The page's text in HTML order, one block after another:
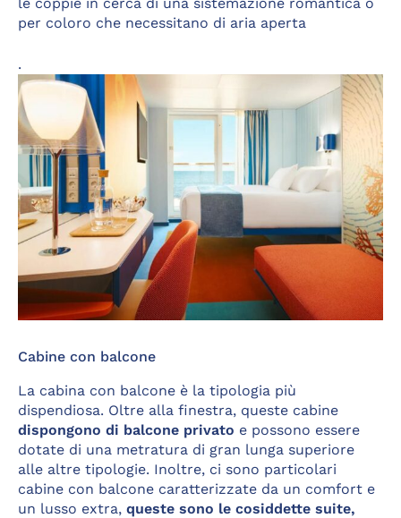
per coloro che necessitano di aria aperta
.
Cabine con balcone
La cabina con balcone è la tipologia più
dispendiosa. Oltre alla finestra, queste cabine
dispongono di balcone privato e possono essere
dotate di una metratura di gran lunga superiore
alle altre tipologie. Inoltre, ci sono particolari
cabine con balcone caratterizzate da un comfort e
un lusso extra, queste sono le cosiddette suite,